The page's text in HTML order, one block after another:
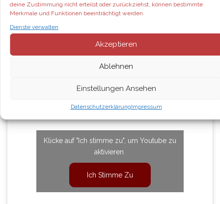
deine Zustimmung nicht erteilst oder zurückziehst, können bestimmte
Merkmale und Funktionen beeinträchtigt werden.
Dienste verwalten
Akzeptieren
Ablehnen
Einstellungen Ansehen
DatenschutzerklärungImpressum
Klicke auf "Ich stimme zu", um Youtube zu
aktivieren
Ich Stimme Zu